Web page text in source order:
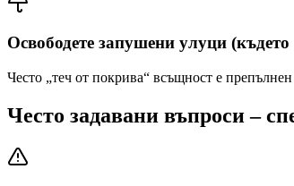
Освободете запушени улуци (където
Често „теч от покрива“ всъщност е
Често задавани въпроси –